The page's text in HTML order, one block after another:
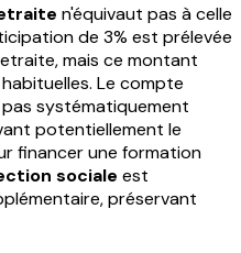
n'équivaut pas à celle
de 3% est prélevée
mais ce montant
Le compte
systématiquement
potentiellement le
financer une formation
sociale est
préservant